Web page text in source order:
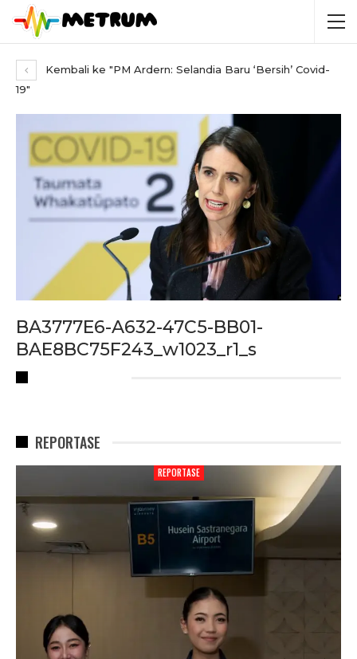
Kembali ke "PM Ardern: Selandia Baru ‘Bersih’ Covid-
19"
BA3777E6-A632-47C5-BB01-
BAE8BC75F243_w1023_r1_s
REPORTASE
REPORTASE